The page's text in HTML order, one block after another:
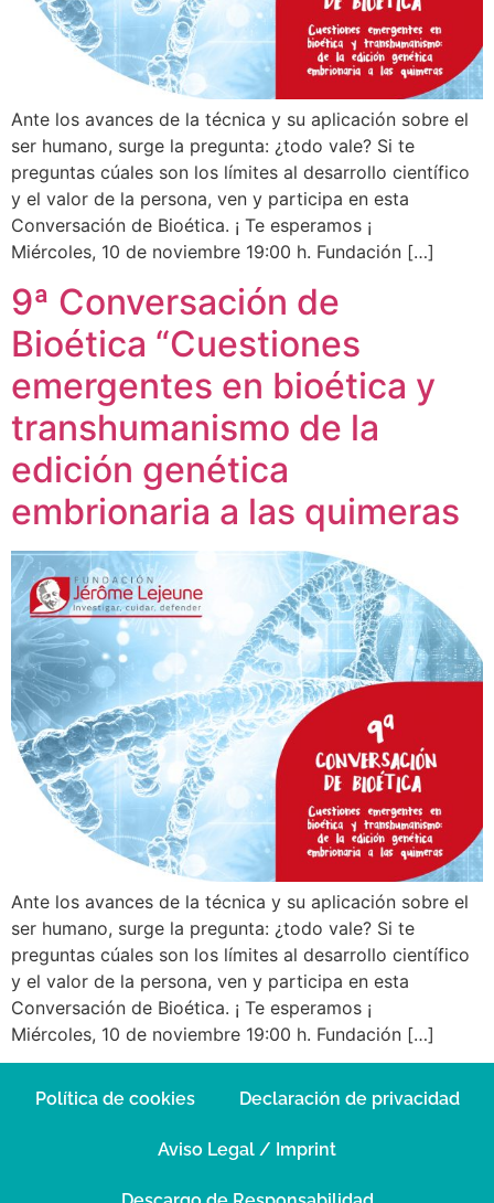
Ante los avances de la técnica y su aplicación sobre el
ser humano, surge la pregunta: ¿todo vale? Si te
preguntas cúales son los límites al desarrollo científico
y el valor de la persona, ven y participa en esta
Conversación de Bioética. ¡ Te esperamos ¡
Miércoles, 10 de noviembre 19:00 h. Fundación […]
9ª Conversación de
Bioética “Cuestiones
emergentes en bioética y
transhumanismo de la
edición genética
embrionaria a las quimeras
Ante los avances de la técnica y su aplicación sobre el
ser humano, surge la pregunta: ¿todo vale? Si te
preguntas cúales son los límites al desarrollo científico
y el valor de la persona, ven y participa en esta
Conversación de Bioética. ¡ Te esperamos ¡
Miércoles, 10 de noviembre 19:00 h. Fundación […]
Política de cookies Declaración de privacidad
Aviso Legal / Imprint